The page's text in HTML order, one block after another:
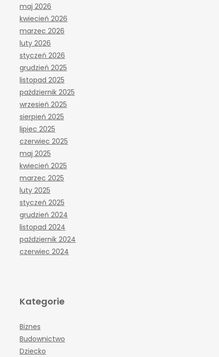
maj 2026
kwiecień 2026
marzec 2026
luty 2026
styczeń 2026
grudzień 2025
listopad 2025
październik 2025
wrzesień 2025
sierpień 2025
lipiec 2025
czerwiec 2025
maj 2025
kwiecień 2025
marzec 2025
luty 2025
styczeń 2025
grudzień 2024
listopad 2024
październik 2024
czerwiec 2024
Kategorie
Biznes
Budownictwo
Dziecko